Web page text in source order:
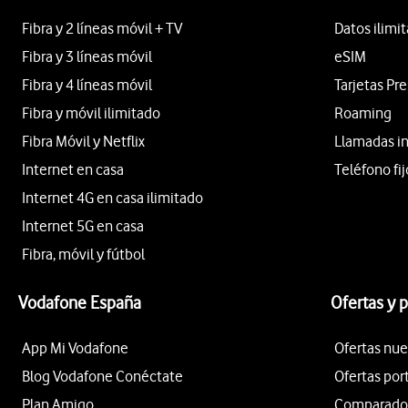
Fibra y 2 líneas móvil + TV
Fibra y 3 líneas móvil
Fibra y 4 líneas móvil
Fibra y móvil ilimitado
Fibra Móvil y Netflix
Internet en casa
Internet 4G en casa ilimitado
Internet 5G en casa
Fibra, móvil y fútbol
Datos
eSIM
Tarjetas
Roaming
Llamadas
Teléfono
Vodafone España
App Mi Vodafone
Blog Vodafone Conéctate
Plan Amigo
Ofertas y
Ofertas
Ofertas